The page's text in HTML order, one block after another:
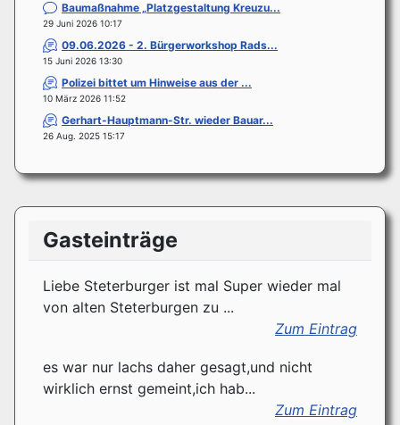
Baumaßnahme „Platzgestaltung Kreuzu...
29 Juni 2026 10:17
09.06.2026 - 2. Bürgerworkshop Rads...
15 Juni 2026 13:30
Polizei bittet um Hinweise aus der ...
10 März 2026 11:52
Gerhart-Hauptmann-Str. wieder Bauar...
26 Aug. 2025 15:17
Gasteinträge
Liebe Steterburger ist mal Super wieder mal
von alten Steterburgen zu ...
Zum Eintrag
es war nur lachs daher gesagt,und nicht
wirklich ernst gemeint,ich hab...
Zum Eintrag